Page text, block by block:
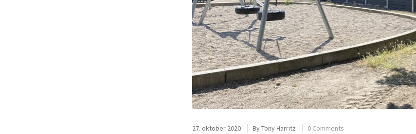
27. oktober 2020 ByTony Harritz 0 Comments